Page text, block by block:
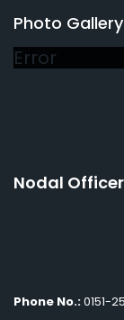
Photo Gallery
Error
Nodal Officer
Phone No.:0151-